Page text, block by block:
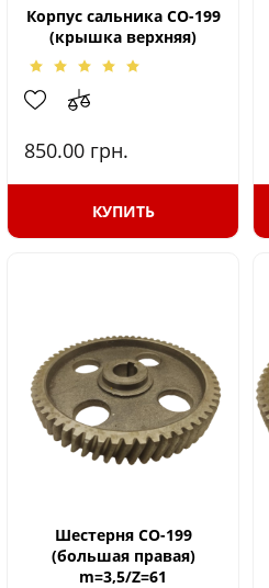
Корпус сальника СО-199
(крышка верхняя)
850.00 грн.
КУПИТЬ
Шестерня СО-199
(большая правая)
m=3,5/Z=61